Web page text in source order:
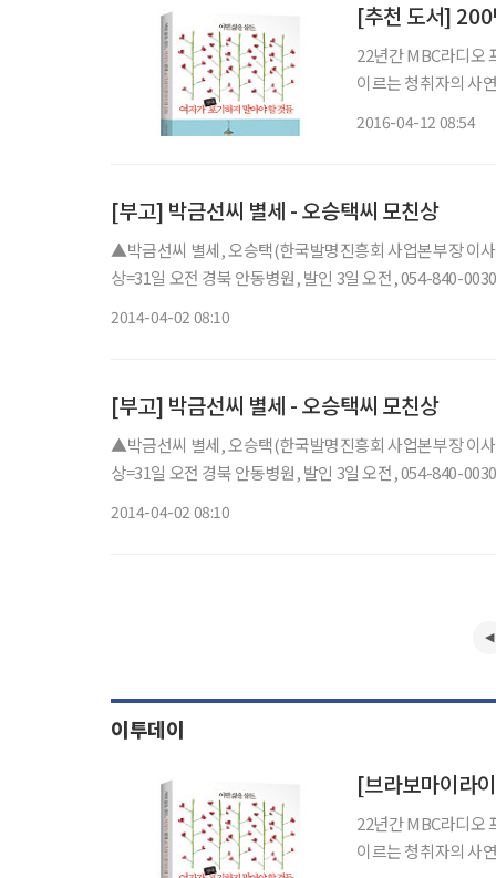
22년간 MBC라디오
이르는 청취자의 사
2016-04-12 08:54
[부고] 박금선씨 별세 - 오승택씨 모친상
▲박금선씨 별세, 오승택(한국발명진흥회 사업본부장 이
상=31일 오전 경북 안동병원, 발인 3일 오전, 054-840-0030
2014-04-02 08:10
[부고] 박금선씨 별세 - 오승택씨 모친상
▲박금선씨 별세, 오승택(한국발명진흥회 사업본부장 이
상=31일 오전 경북 안동병원, 발인 3일 오전, 054-840-0030
2014-04-02 08:10
이투데이
22년간 MBC라디오
이르는 청취자의 사